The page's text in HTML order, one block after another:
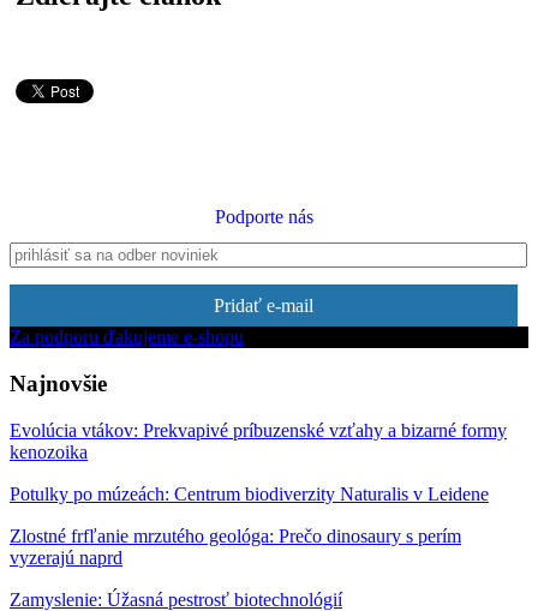
Podporte nás
Pridať e-mail
Za podporu ďakujeme e-shopu
Najnovšie
Evolúcia vtákov: Prekvapivé príbuzenské vzťahy a bizarné formy
kenozoika
Potulky po múzeách: Centrum biodiverzity Naturalis v Leidene
Zlostné frfľanie mrzutého geológa: Prečo dinosaury s perím
vyzerajú naprd
Zamyslenie: Úžasná pestrosť biotechnológií